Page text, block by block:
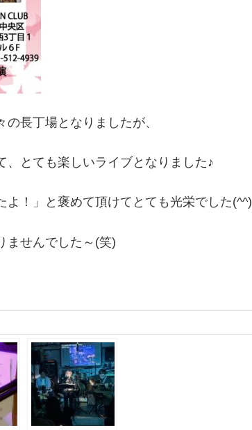
長丁場となりましたが、
、とても楽しいライブとなりました♪
よ！」と褒めて頂けてとても光栄でした(^^)
ませんでした～(笑)